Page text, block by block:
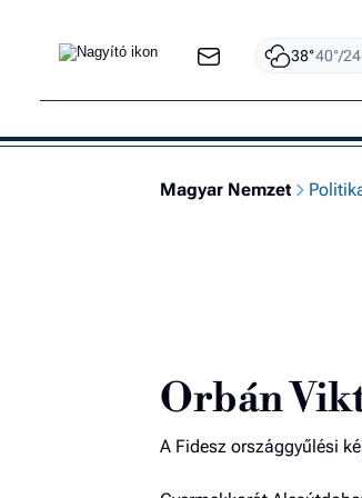
38°40°/
Magyar Nemzet
Orbán
A Fidesz országgyűlési